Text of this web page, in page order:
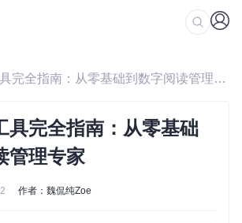
/ 小说下载工具完全指南：从零基础到数字阅读管理专家
具完全指南：从零基础
管理专家
作者：魏侃纯Zoe